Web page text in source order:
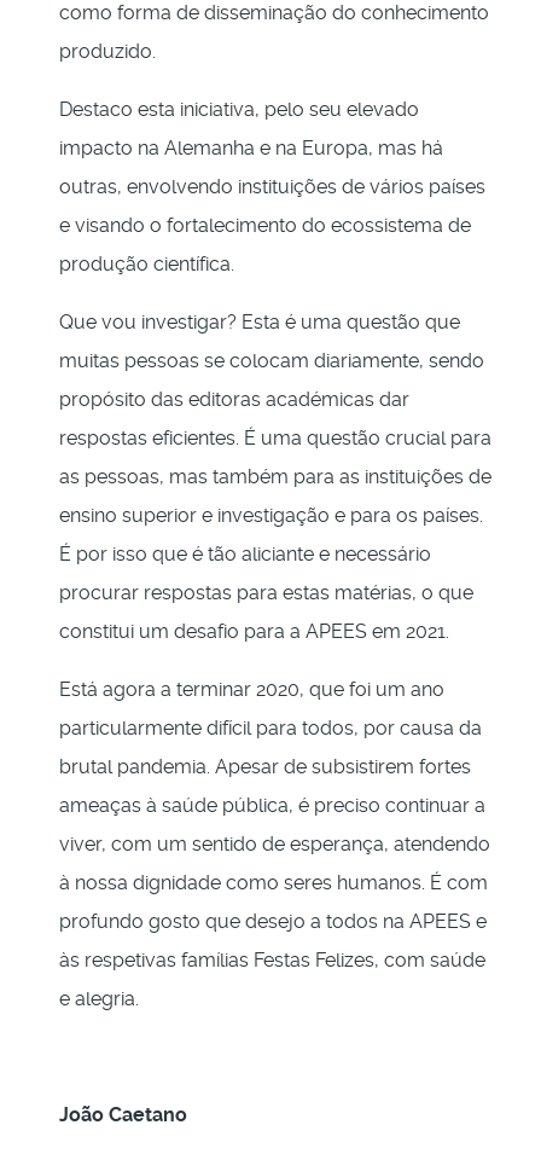
como forma de disseminação do conhecimento
produzido.
Destaco esta iniciativa, pelo seu elevado
impacto na Alemanha e na Europa, mas há
outras, envolvendo instituições de vários países
e visando o fortalecimento do ecossistema de
produção científica.
Que vou investigar? Esta é uma questão que
muitas pessoas se colocam diariamente, sendo
propósito das editoras académicas dar
respostas eficientes. É uma questão crucial para
as pessoas, mas também para as instituições de
ensino superior e investigação e para os países.
É por isso que é tão aliciante e necessário
procurar respostas para estas matérias, o que
constitui um desafio para a APEES em 2021.
Está agora a terminar 2020, que foi um ano
particularmente difícil para todos, por causa da
brutal pandemia. Apesar de subsistirem fortes
ameaças à saúde pública, é preciso continuar a
viver, com um sentido de esperança, atendendo
à nossa dignidade como seres humanos. É com
profundo gosto que desejo a todos na APEES e
às respetivas famílias Festas Felizes, com saúde
e alegria.
João Caetano